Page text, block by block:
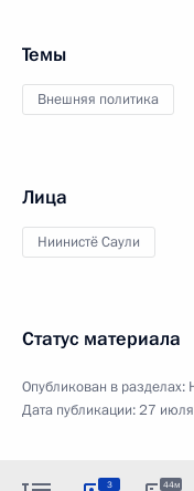
Темы
Внешняя политика
Лица
Ниинистё Саули
Статус материала
Опубликован в разделах:
Дата публикации:27
3 44м